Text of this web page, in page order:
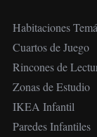
Habitaciones
Cuartos de Juego
Rincones de
Zonas de Estudio
IKEA Infantil
Paredes Infantiles